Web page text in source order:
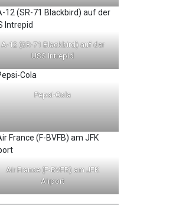
A-12 (SR-71 Blackbird) auf der
USS Intrepid
Pepsi-Cola
Air France (F-BVFB) am JFK
Airport